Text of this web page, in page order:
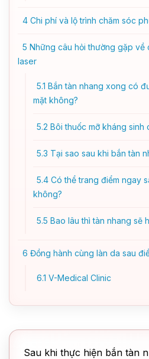
4 Chi phí và lộ trình chăm sóc
5 Những câu hỏi thường gặp về
laser
5.1 Bắn tàn nhang xong có
mặt không?
5.2 Bôi thuốc mỡ kháng sinh
5.3 Tại sao sau khi bắn tàn
5.4 Có thể trang điểm ngay
không?
5.5 Bao lâu thì tàn nhang sẽ
6 Đồng hành cùng làn da sau
6.1 V-Medical Clinic
Sau khi thực hiện bắn tàn